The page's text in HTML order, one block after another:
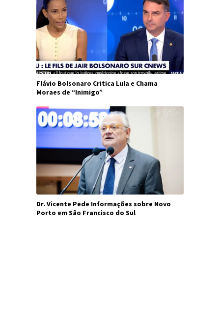
Flávio Bolsonaro Critica Lula e Chama
Moraes de “Inimigo”
Dr. Vicente Pede Informações sobre Novo
Porto em São Francisco do Sul